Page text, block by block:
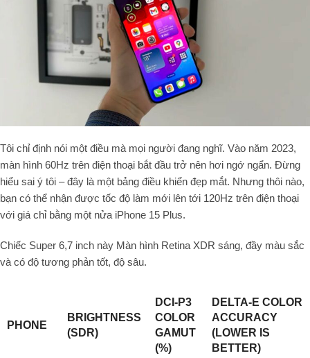
Tôi chỉ định nói một điều mà mọi người đang nghĩ. Vào năm 2023,
màn hình 60Hz trên điện thoại bắt đầu trở nên hơi ngớ ngẩn. Đừng
hiểu sai ý tôi – đây là một bảng điều khiển đẹp mắt. Nhưng thôi nào,
bạn có thể nhận được tốc độ làm mới lên tới 120Hz trên điện thoại
với giá chỉ bằng một nửa iPhone 15 Plus.
Chiếc Super 6,7 inch này Màn hình Retina XDR sáng, đầy màu sắc
và có độ tương phản tốt, độ sâu.
PHONE
BRIGHTNESS
(SDR)
DCI-P3
COLOR
GAMUT
(%)
DELTA-E COLOR
ACCURACY
(LOWER IS
BETTER)